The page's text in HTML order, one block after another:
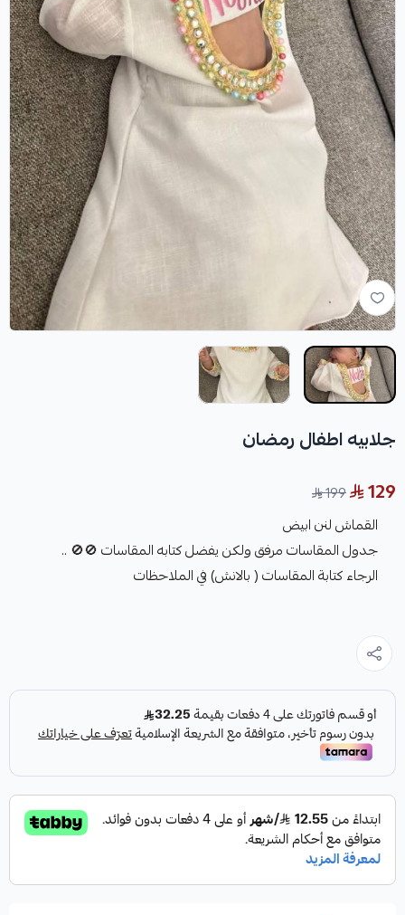
جلابيه اطفال رمضان
129
199
القماش لنن ابيض
جدول المقاسات مرفق ولكن يفضل كتابه المقاسات 🚫🚫 ..
الرجاء كتابة المقاسات ( بالانش) في الملاحظات